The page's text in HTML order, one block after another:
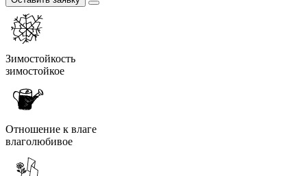
Зимостойкость
зимостойкое
Отношение к влаге
влаголюбивое